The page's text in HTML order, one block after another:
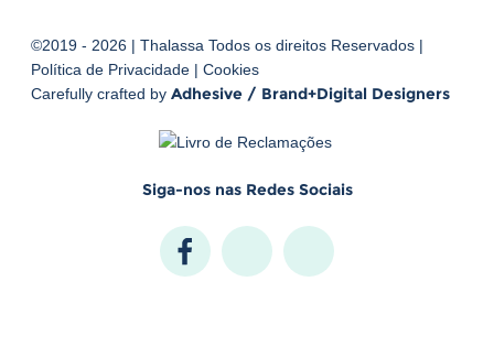
©2019 - 2026 | Thalassa Todos os direitos Reservados |
Política de Privacidade | Cookies
Carefully crafted by Adhesive / Brand+Digital Designers
Siga-nos nas Redes Sociais